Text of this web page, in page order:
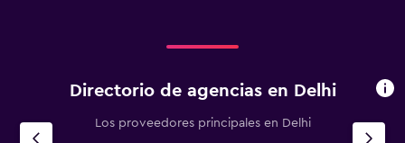
Directorio de agencias en Delhi
Los proveedores principales en Delhi